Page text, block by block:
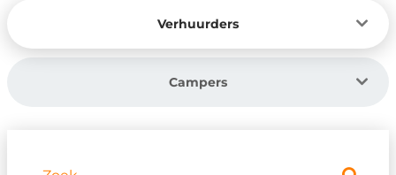
Verhuurders
Campers